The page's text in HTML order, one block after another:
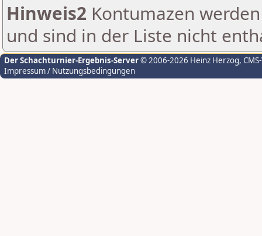
Hinweis2 Kontumazen
und sind in der Liste nicht
Der Schachturnier-Ergebnis-Server© 2006-2026 Heinz Herzog,
Impressum / Nutzungsbedingungen